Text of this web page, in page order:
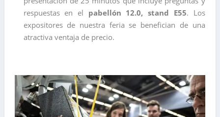
respuestas en el pabellón 12.0, stand E55. Los
expositores de nuestra feria se benefician de una
atractiva ventaja de precio.